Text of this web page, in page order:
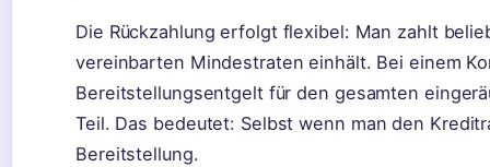
Die Rückzahlung erfolgt flexibel: Man zahlt
vereinbarten Mindestraten einhält. Bei einem
Bereitstellungsentgelt für den gesamten
Teil. Das bedeutet: Selbst wenn man den
Bereitstellung.